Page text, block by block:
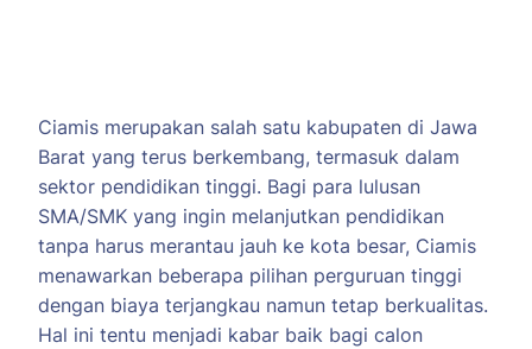
Ciamis merupakan salah satu kabupaten di Jawa
Barat yang terus berkembang, termasuk dalam
sektor pendidikan tinggi. Bagi para lulusan
SMA/SMK yang ingin melanjutkan pendidikan
tanpa harus merantau jauh ke kota besar, Ciamis
menawarkan beberapa pilihan perguruan tinggi
dengan biaya terjangkau namun tetap berkualitas.
Hal ini tentu menjadi kabar baik bagi calon